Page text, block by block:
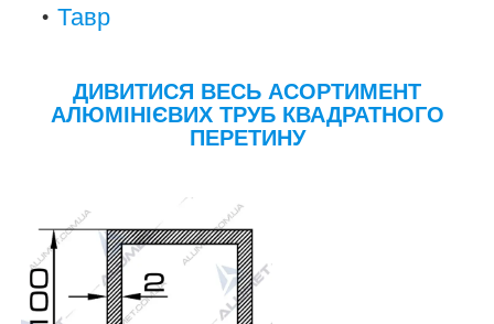
Тавр
ДИВИТИСЯ ВЕСЬ АСОРТИМЕНТ
АЛЮМІНІЄВИХ ТРУБ КВАДРАТНОГО
ПЕРЕТИНУ